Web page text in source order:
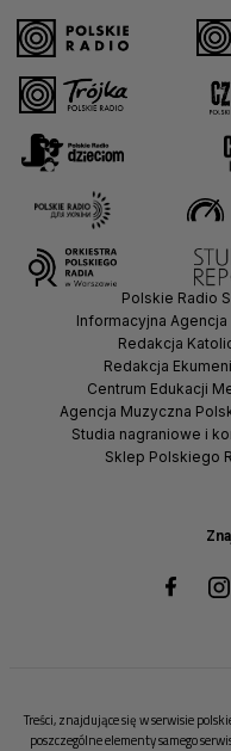
Polskie Radio
Informacyjna Agencja
Redakcja
Redakcja
Centrum Edukacji
Agencja Muzyczna
Studia nagraniowe i
Sklep Polskiego
Treści, znajdujące się w serwisie
poszczególne elementy samego